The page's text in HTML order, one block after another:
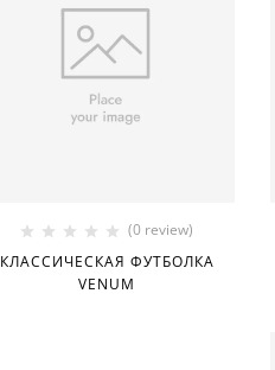
(0 review)
КЛАССИЧЕСКАЯ ФУТБОЛКА
VENUM